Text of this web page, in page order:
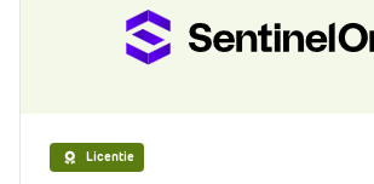
Licentie